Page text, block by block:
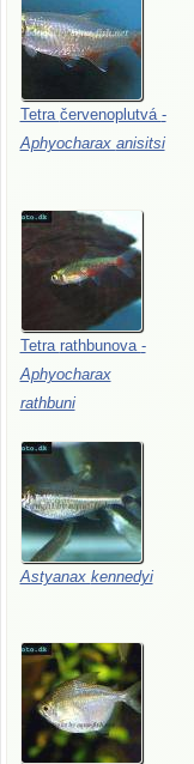
Tetra červenoplutvá -
Aphyocharax anisitsi
Tetra rathbunova -
Aphyocharax
rathbuni
Astyanax kennedyi